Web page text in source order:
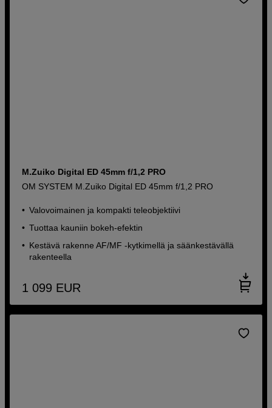
M.Zuiko Digital ED 45mm f/1,2 PRO
OM SYSTEM M.Zuiko Digital ED 45mm f/1,2 PRO
Valovoimainen ja kompakti teleobjektiivi
Tuottaa kauniin bokeh-efektin
Kestävä rakenne AF/MF -kytkimellä ja säänkestävällä
rakenteella
1 099 EUR